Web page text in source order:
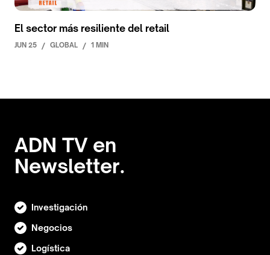
El sector más resiliente del retail
JUN 25 / GLOBAL / 1 MIN
ADN TV en
Newsletter.
Investigación
Negocios
Logística